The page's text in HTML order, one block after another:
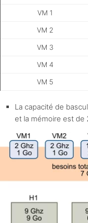
VM 1
VM 2
VM 3
VM 4
VM 5
La capacité de
et la mémoire est de